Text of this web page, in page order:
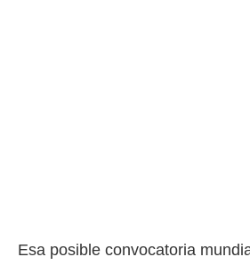
Esa posible convocatoria